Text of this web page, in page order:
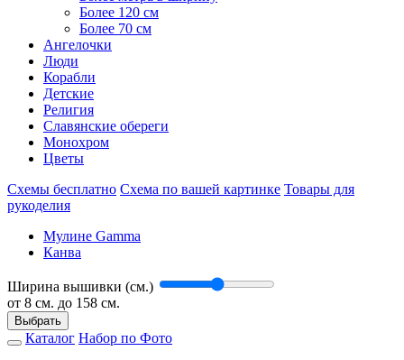
Более 120 см
Более 70 см
Ангелочки
Люди
Корабли
Детские
Религия
Славянские обереги
Монохром
Цветы
Схемы бесплатно Схема по вашей картинке Товары для
рукоделия
Мулине Gamma
Канва
Ширина вышивки (см.)
от 8 см. до 158 см.
Выбрать
Каталог Набор по Фото